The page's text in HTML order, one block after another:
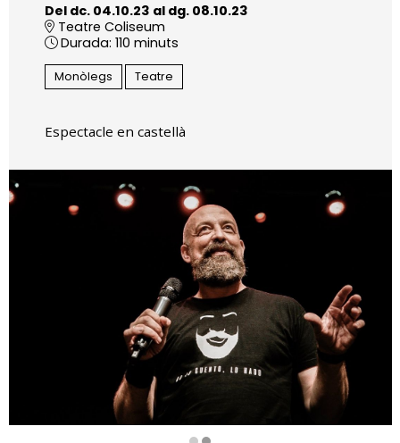
Del dc. 04.10.23 al dg. 08.10.23
Teatre Coliseum
Durada: 110 minuts
Monòlegs Teatre
Espectacle en castellà